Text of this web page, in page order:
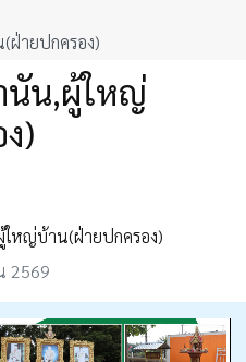
c
e
b
T
ฝ่ายปกครอง)
นัน,ผู้ใหญ่
)
หญ่บ้าน(ฝ่ายปกครอง)
2569